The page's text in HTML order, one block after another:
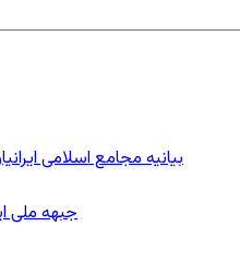
بیانیه مجامع اسلامی
جبهه ملی